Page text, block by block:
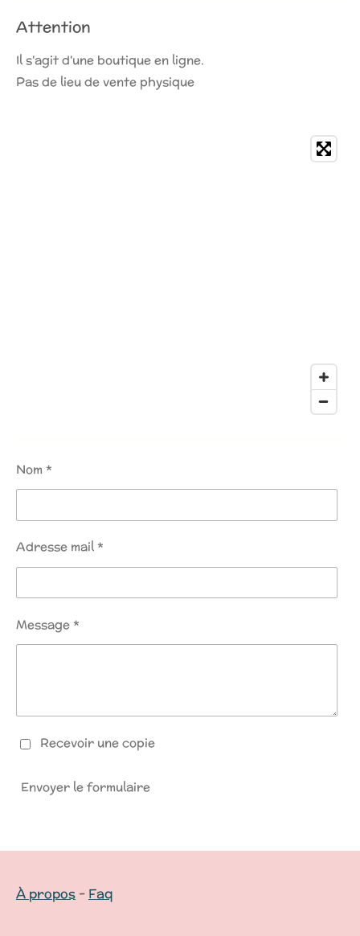
Attention
Il s'agit d'une boutique en ligne.
Pas de lieu de vente physique
Nom *
Adresse mail *
Message *
Recevoir une copie
Envoyer le formulaire
À propos - Faq